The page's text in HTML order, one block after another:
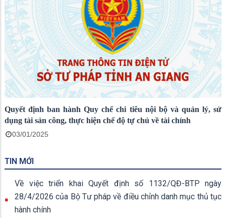
Quyết định ban hành Quy chế chi tiêu nội bộ và quản lý, sử
dụng tài sản công, thực hiện chế độ tự chủ về tài chính
03/01/2025
TIN MỚI
Về việc triển khai Quyết định số 1132/QĐ-BTP ngày
28/4/2026 của Bộ Tư pháp về điều chỉnh danh mục thủ tục
hành chính